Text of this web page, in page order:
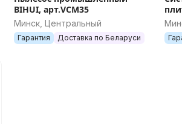
BIHUI, арт.VCM35
Минск, Центральный
Гарантия Доставка по Беларуси